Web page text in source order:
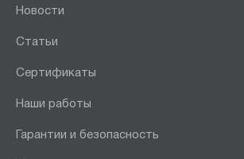
Новости
Статьи
Сертификаты
Наши работы
Гарантии и безопасность